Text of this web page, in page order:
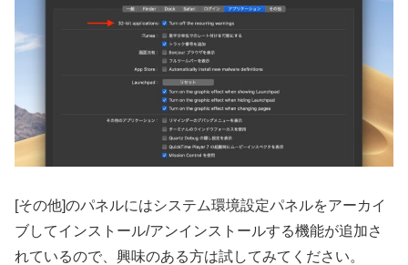
[その他]のパネルにはシステム環境設定パネルをアーカイ
ブしてインストール/アンインストールする機能が追加さ
れているので、興味のある方は試してみてください。